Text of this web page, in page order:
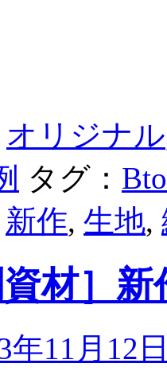
オリジナル
タグ：
新作, 生地,
資材］
年11月12